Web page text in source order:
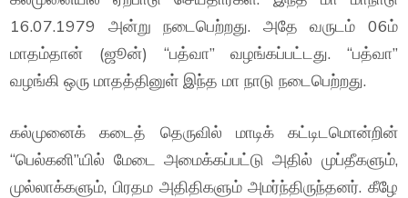
16.07.1979 அன்று நடைபெற்றது. அதே வருடம் 06ம்
மாதம்தான் (ஜூன்) “பத்வா” வழங்கப்பட்டது. “பத்வா”
வழங்கி ஒரு மாதத்தினுள் இந்த மா நாடு நடைபெற்றது.
கல்முனைக் கடைத் தெருவில் மாடிக் கட்டிடமொன்றின்
“பெல்கனி”யில் மேடை அமைக்கப்பட்டு அதில் முப்தீகளும்,
முல்லாக்களும், பிரதம அதிதிகளும் அமர்ந்திருந்தனர். கீழே